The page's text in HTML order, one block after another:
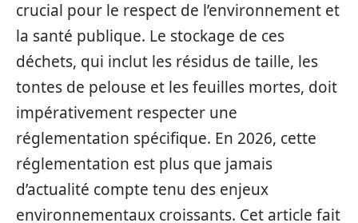
crucial pour le respect de l’environnement et
la santé publique. Le stockage de ces
déchets, qui inclut les résidus de taille, les
tontes de pelouse et les feuilles mortes, doit
impérativement respecter une
réglementation spécifique. En 2026, cette
réglementation est plus que jamais
d’actualité compte tenu des enjeux
environnementaux croissants. Cet article fait